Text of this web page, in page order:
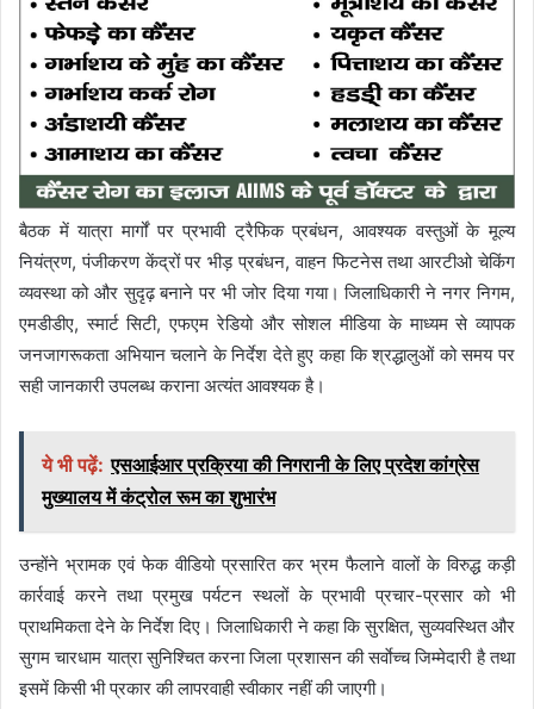
बैठक में यात्रा मार्गों पर प्रभावी ट्रैफिक प्रबंधन, आवश्यक वस्तुओं के मूल्य
नियंत्रण, पंजीकरण केंद्रों पर भीड़ प्रबंधन, वाहन फिटनेस तथा आरटीओ चेकिंग
व्यवस्था को और सुदृढ़ बनाने पर भी जोर दिया गया। जिलाधिकारी ने नगर निगम,
एमडीडीए, स्मार्ट सिटी, एफएम रेडियो और सोशल मीडिया के माध्यम से व्यापक
जनजागरूकता अभियान चलाने के निर्देश देते हुए कहा कि श्रद्धालुओं को समय पर
सही जानकारी उपलब्ध कराना अत्यंत आवश्यक है।
ये भी पढ़ें: एसआईआर प्रक्रिया की निगरानी के लिए प्रदेश कांग्रेस
मुख्यालय में कंट्रोल रूम का शुभारंभ
उन्होंने भ्रामक एवं फेक वीडियो प्रसारित कर भ्रम फैलाने वालों के विरुद्ध कड़ी
कार्रवाई करने तथा प्रमुख पर्यटन स्थलों के प्रभावी प्रचार-प्रसार को भी
प्राथमिकता देने के निर्देश दिए। जिलाधिकारी ने कहा कि सुरक्षित, सुव्यवस्थित और
सुगम चारधाम यात्रा सुनिश्चित करना जिला प्रशासन की सर्वाेच्च जिम्मेदारी है तथा
इसमें किसी भी प्रकार की लापरवाही स्वीकार नहीं की जाएगी।